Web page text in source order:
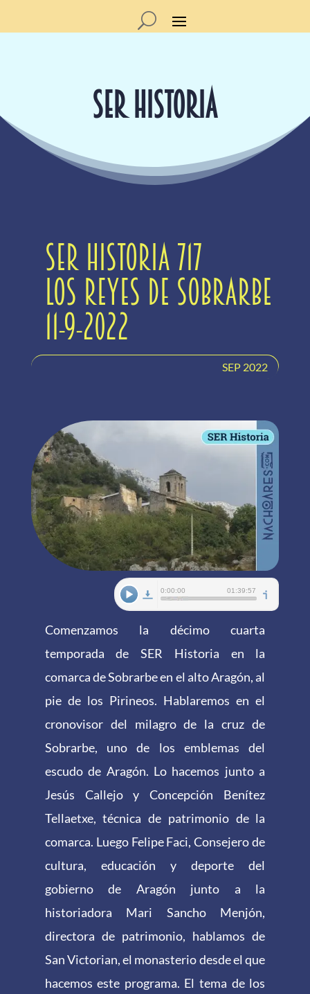
SER HISTORIA
Ser Historia 717
Los reyes de Sobrarbe
11-9-2022
SEP 2022
Comenzamos la décimo cuarta
temporada de SER Historia en la
comarca de Sobrarbe en el alto Aragón, al
pie de los Pirineos. Hablaremos en el
cronovisor del milagro de la cruz de
Sobrarbe, uno de los emblemas del
escudo de Aragón. Lo hacemos junto a
Jesús Callejo y Concepción Benítez
Tellaetxe, técnica de patrimonio de la
comarca. Luego Felipe Faci, Consejero de
cultura, educación y deporte del
gobierno de Aragón junto a la
historiadora Mari Sancho Menjón,
directora de patrimonio, hablamos de
San Victorian, el monasterio desde el que
hacemos este programa. El tema de los